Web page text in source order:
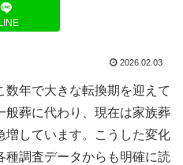
2026.02.03
数年で大きな転換期を迎えて
般葬に代わり、現在は家族葬
増しています。こうした変化
種調査データからも明確に読